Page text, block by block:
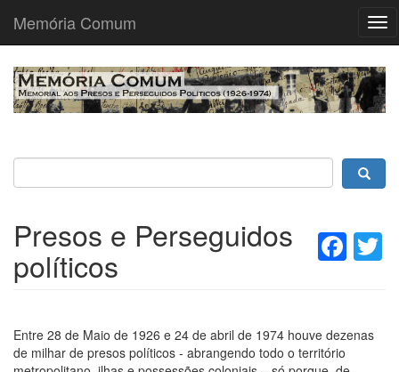
Passar
para
Memória Comum
Presos e Perseguidos
políticos
Entre 28 de Maio de 1926 e 24 de abril de 1974 houve dezenas
de milhar de presos políticos - abrangendo todo o território